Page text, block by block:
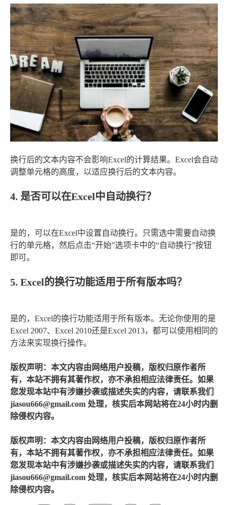
换行后的文本内容不会影响Excel的计算结果。Excel会自动
调整单元格的高度，以适应换行后的文本内容。
4. 是否可以在Excel中自动换行？
是的，可以在Excel中设置自动换行。只需选中需要自动换
行的单元格，然后点击“开始”选项卡中的“自动换行”按钮
即可。
5. Excel的换行功能适用于所有版本吗？
是的，Excel的换行功能适用于所有版本。无论你使用的是
Excel 2007、Excel 2010还是Excel 2013，都可以使用相同的
方法来实现换行操作。
版权声明：本文内容由网络用户投稿，版权归原作者所
有，本站不拥有其著作权，亦不承担相应法律责任。如果
您发现本站中有涉嫌抄袭或描述失实的内容，请联系我们
jiasou666@gmail.com 处理，核实后本网站将在24小时内删
除侵权内容。
版权声明：本文内容由网络用户投稿，版权归原作者所
有，本站不拥有其著作权，亦不承担相应法律责任。如果
您发现本站中有涉嫌抄袭或描述失实的内容，请联系我们
jiasou666@gmail.com 处理，核实后本网站将在24小时内删
除侵权内容。